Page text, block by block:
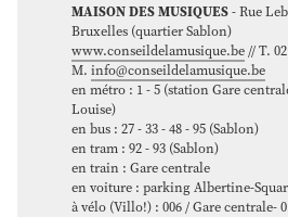
MAISON DES MUSIQUES- Rue
Bruxelles (quartier Sablon)
www.conseildelamusique.be// T.
M. info@conseildelamusique.be
en métro : 1 - 5 (station Gare
Louise)
en bus : 27 - 33 - 48 - 95 (Sablon)
en tram : 92 - 93 (Sablon)
en train : Gare centrale
en voiture : parking Albertine-
à vélo (Villo!) : 006 / Gare centrale-